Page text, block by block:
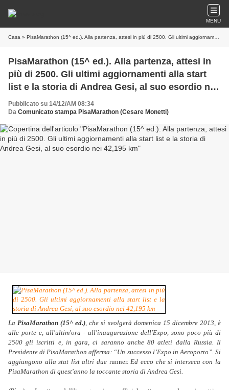
MENU
Casa » PisaMarathon (15^ ed.). Alla partenza, attesi in più di 2500. Gli ultimi aggiornamenti alla start list e la storia di Andrea Gesi, al suo esordio nei 42,195 km
PisaMarathon (15^ ed.). Alla partenza, attesi in
più di 2500. Gli ultimi aggiornamenti alla start
list e la storia di Andrea Gesi, al suo esordio nei
42,195 km
Pubblicato su 14/12/AM 08:34
Da Comunicato stampa PisaMarathon (Cesare Monetti)
LaPisaMarathon (15^ ed.), che si svolgerà domenica 15 dicembre 2013, è
alle porte e, all'ultim'ora - all'inaugurazione dell'Expo, sono poco più di
2500 gli iscritti e, in gara, ci saranno anche 80 atleti dalla Russia. Il
Presidente di PisaMarathon afferma: “Un successo l’Expo in Aeroporto”. Si
aggiungono alla stat list altri due runner.Ed ecco che si interseca con la
PisaMarathon di quest'anno la toccante storia di Andrea Gesi.